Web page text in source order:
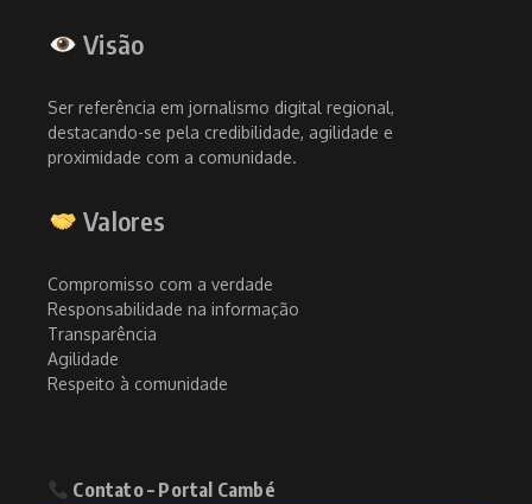
Visão
Ser referência em jornalismo digital regional,
destacando-se pela credibilidade, agilidade e
proximidade com a comunidade.
Valores
Compromisso com a verdade
Responsabilidade na informação
Transparência
Agilidade
Respeito à comunidade
Contato – Portal Cambé